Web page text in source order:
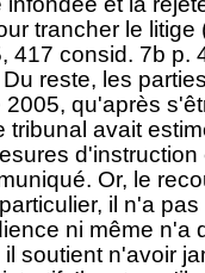
trancher le litige
417 consid. 7b p.
reste, les
qu'après
avait
d'instruction
Or, le
il n'a
ni même n'a
soutient n'avoir